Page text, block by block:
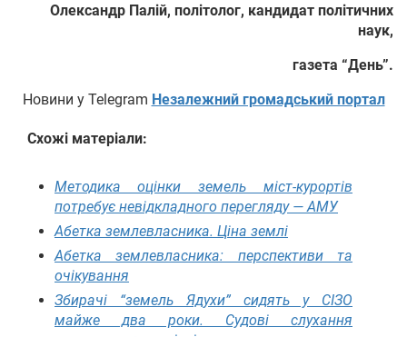
Олександр Палій, політолог, кандидат політичних
наук,
газета “День”.
Новини у Telegram Незалежний громадський портал
Схожі матеріали:
Методика оцінки земель міст-курортів
потребує невідкладного перегляду — АМУ
Абетка землевласника. Ціна землі
Абетка землевласника: перспективи та
очікування
Збирачі “земель Ядухи” сидять у СІЗО
майже два роки. Судові слухання